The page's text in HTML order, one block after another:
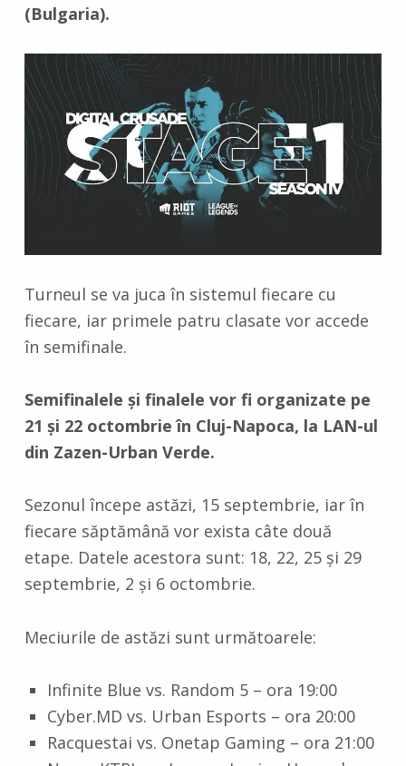
(Bulgaria).
Turneul se va juca în sistemul fiecare cu
fiecare, iar primele patru clasate vor accede
în semifinale.
Semifinalele și finalele vor fi organizate pe
21 și 22 octombrie în Cluj-Napoca, la LAN-ul
din Zazen-Urban Verde.
Sezonul începe astăzi, 15 septembrie, iar în
fiecare săptămână vor exista câte două
etape. Datele acestora sunt: 18, 22, 25 și 29
septembrie, 2 și 6 octombrie.
Meciurile de astăzi sunt următoarele:
Infinite Blue vs. Random 5 – ora 19:00
Cyber.MD vs. Urban Esports – ora 20:00
Racquestai vs. Onetap Gaming – ora 21:00